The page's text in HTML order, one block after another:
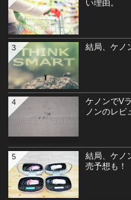
い理由。
結局、ケノ
3
ケノンでV
ノンのレビ
4
結局、ケノ
売予想も！
5